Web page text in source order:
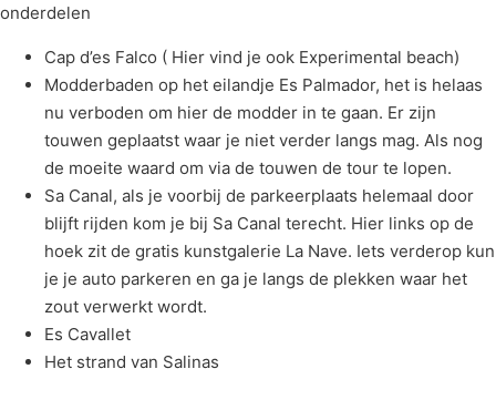
onderdelen
Cap d’es Falco ( Hier vind je ook Experimental beach)
Modderbaden op het eilandje Es Palmador, het is helaas
nu verboden om hier de modder in te gaan. Er zijn
touwen geplaatst waar je niet verder langs mag. Als nog
de moeite waard om via de touwen de tour te lopen.
Sa Canal, als je voorbij de parkeerplaats helemaal door
blijft rijden kom je bij Sa Canal terecht. Hier links op de
hoek zit de gratis kunstgalerie La Nave. Iets verderop kun
je je auto parkeren en ga je langs de plekken waar het
zout verwerkt wordt.
Es Cavallet
Het strand van Salinas